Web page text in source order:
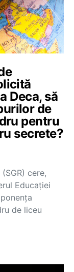
Deca, să
de
pentru
secrete?
cere,
Educației
de liceu